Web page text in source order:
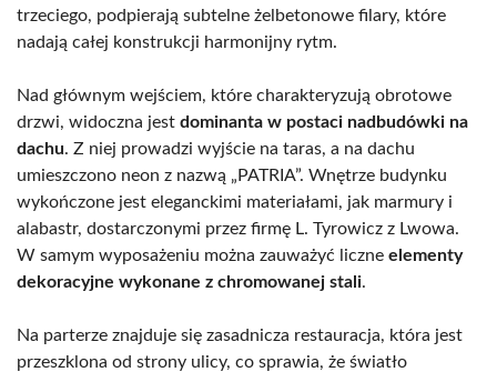
trzeciego, podpierają subtelne żelbetonowe filary, które
nadają całej konstrukcji harmonijny rytm.
Nad głównym wejściem, które charakteryzują obrotowe
drzwi, widoczna jest dominanta w postaci nadbudówki na
dachu. Z niej prowadzi wyjście na taras, a na dachu
umieszczono neon z nazwą „PATRIA”. Wnętrze budynku
wykończone jest eleganckimi materiałami, jak marmury i
alabastr, dostarczonymi przez firmę L. Tyrowicz z Lwowa.
W samym wyposażeniu można zauważyć liczne elementy
dekoracyjne wykonane z chromowanej stali.
Na parterze znajduje się zasadnicza restauracja, która jest
przeszklona od strony ulicy, co sprawia, że światło